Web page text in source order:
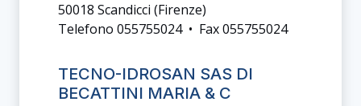
50018 Scandicci (firenze)
Telefono 055755024 • Fax 055755024
TECNO-IDROSAN SAS DI
BECATTINI MARIA & C